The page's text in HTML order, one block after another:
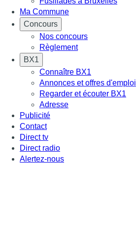
Ma Commune
Concours
Nos concours
Règlement
BX1
Connaître BX1
Annonces et offres d'emploi
Regarder et écouter BX1
Adresse
Publicité
Contact
Direct tv
Direct radio
Alertez-nous